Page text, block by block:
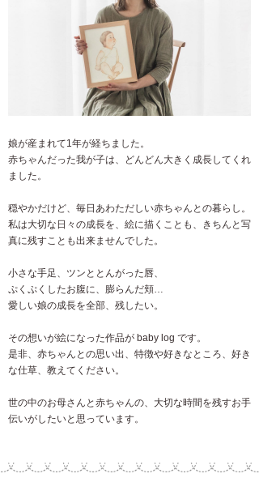
娘が産まれて1年が経ちました。
赤ちゃんだった我が子は、どんどん大きく成長してくれ
ました。
穏やかだけど、毎日あわただしい赤ちゃんとの暮らし。
私は大切な日々の成長を、絵に描くことも、きちんと写
真に残すことも出来ませんでした。
小さな手足、ツンととんがった唇、
ぷくぷくしたお腹に、膨らんだ頬…
愛しい娘の成長を全部、残したい。
その想いが絵になった作品が baby log です。
是非、赤ちゃんとの思い出、特徴や好きなところ、好き
な仕草、教えてください。
世の中のお母さんと赤ちゃんの、大切な時間を残すお手
伝いがしたいと思っています。